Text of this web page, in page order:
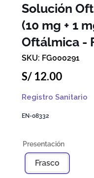
Solución
(10 mg + 1
Oftálmica -
FG000291
S/ 12.00
Registro Sanitario
EN-08332
Frasco